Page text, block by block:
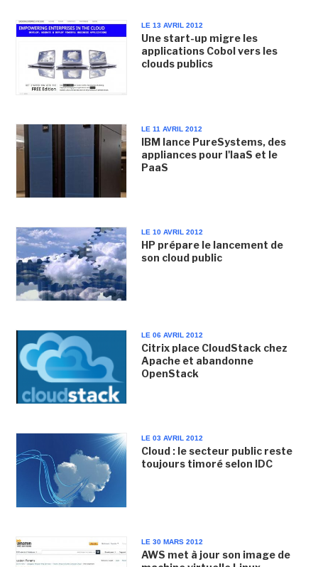
LE 13 AVRIL 2012
Une start-up migre les
applications Cobol vers les
clouds publics
LE 11 AVRIL 2012
IBM lance PureSystems, des
appliances pour l'IaaS et le
PaaS
LE 10 AVRIL 2012
HP prépare le lancement de
son cloud public
LE 06 AVRIL 2012
Citrix place CloudStack chez
Apache et abandonne
OpenStack
LE 03 AVRIL 2012
Cloud : le secteur public reste
toujours timoré selon IDC
LE 30 MARS 2012
AWS met à jour son image de